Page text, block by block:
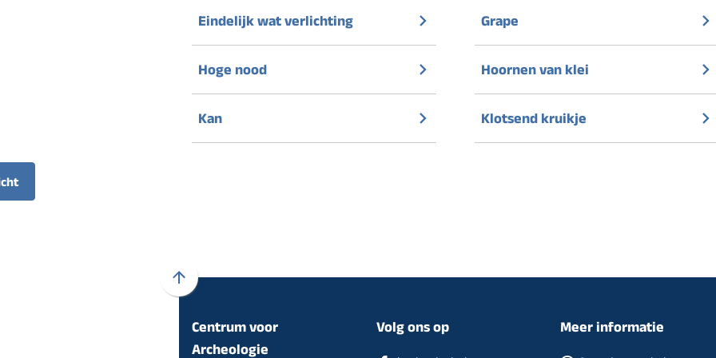
Eindelijk wat verlichting Grape
Hoge nood Hoornen van klei
Kan Klotsend kruikje
Scroll
boven
naar
Centrum voor
Archeologie
Volg ons op Meer informatie